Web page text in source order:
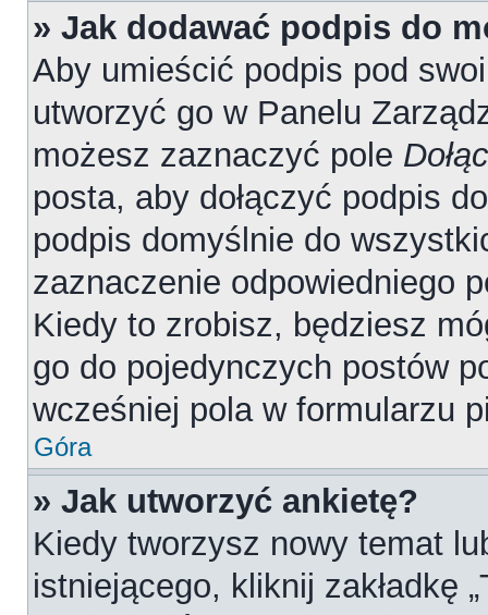
» Jak dodawać podpis do
Aby umieścić podpis pod
utworzyć go w Panelu
możesz zaznaczyć pole
posta, aby dołączyć podpis
podpis domyślnie do
zaznaczenie odpowiedniego
Kiedy to zrobisz, będziesz
go do pojedynczych postów
wcześniej pola w formularzu
Góra
» Jak utworzyć ankietę?
Kiedy tworzysz nowy temat
istniejącego, kliknij zakładkę